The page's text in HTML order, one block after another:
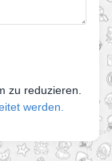
zu reduzieren.
werden.